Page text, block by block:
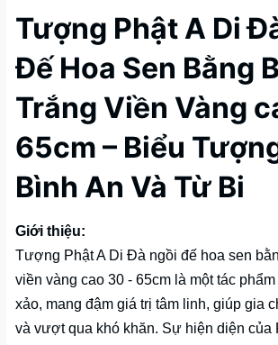
Tượng Phật A Di
Đế Hoa Sen Bằng
Trắng Viền Vàng
65cm – Biểu
Bình An Và Từ Bi
Giới thiệu:
Tượng Phật A Di Đà ngồi đế hoa sen
viền vàng cao 30 - 65cm là một tác
xảo, mang đậm giá trị tâm linh, giúp gia
và vượt qua khó khăn. Sự hiện diện của